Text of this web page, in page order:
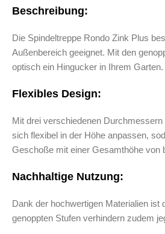
Beschreibung:
Die Spindeltreppe Rondo Zink Plus
Außenbereich geeignet. Mit den
optisch ein Hingucker in Ihrem Garten.
Flexibles Design:
Mit drei verschiedenen
sich flexibel in der Höhe anpassen,
Geschoße mit einer Gesamthöhe von
Nachhaltige Nutzung:
Dank der hochwertigen Materialien
genoppten Stufen verhindern zudem